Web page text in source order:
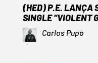
(HED) P.E. LANÇA
SINGLE “VIOLENT
Carlos Pupo